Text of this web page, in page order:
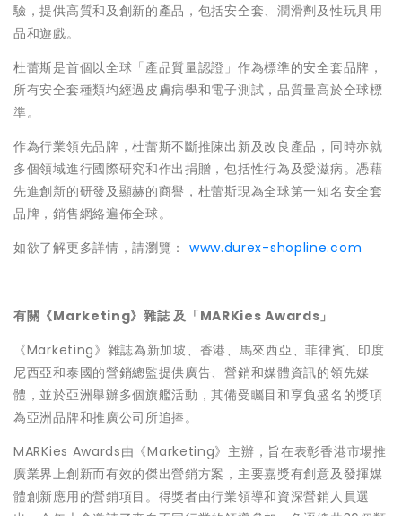
驗，提供高質和及創新的產品，包括安全套、潤滑劑及性玩具用
品和遊戲。
杜蕾斯是首個以全球「產品質量認證」作為標準的安全套品牌，
所有安全套種類均經過皮膚病學和電子測試，品質量高於全球標
準。
作為行業領先品牌，杜蕾斯不斷推陳出新及改良產品，同時亦就
多個領域進行國際研究和作出捐贈，包括性行為及愛滋病。憑藉
先進創新的研發及顯赫的商譽，杜蕾斯現為全球第一知名安全套
品牌，銷售網絡遍佈全球。
如欲了解更多詳情，請瀏覽： www.durex-shopline.com
有關《Marketing》雜誌 及「MARKies Awards」
《Marketing》雜誌為新加坡、香港、馬來西亞、菲律賓、印度
尼西亞和泰國的營銷總監提供廣告、營銷和媒體資訊的領先媒
體，並於亞洲舉辦多個旗艦活動，其備受矚目和享負盛名的獎項
為亞洲品牌和推廣公司所追捧。
MARKies Awards由《Marketing》主辦，旨在表彰香港市場推
廣業界上創新而有效的傑出營銷方案，主要嘉獎有創意及發揮媒
體創新應用的營銷項目。得獎者由行業領導和資深營銷人員選